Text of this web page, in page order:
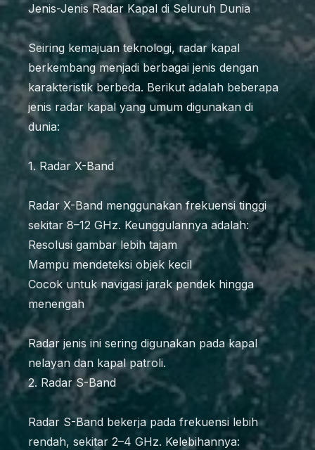
Jenis-Jenis Radar Kapal di Seluruh Dunia
Seiring kemajuan teknologi, radar kapal
berkembang menjadi berbagai jenis dengan
karakteristik berbeda. Berikut adalah beberapa
jenis radar kapal yang umum digunakan di
dunia:
1. Radar X-Band
Radar X-Band menggunakan frekuensi tinggi
sekitar 8–12 GHz. Keunggulannya adalah:
Resolusi gambar lebih tajam
Mampu mendeteksi objek kecil
Cocok untuk navigasi jarak pendek hingga
menengah
Radar jenis ini sering digunakan pada kapal
nelayan dan kapal patroli.
2. Radar S-Band
Radar S-Band bekerja pada frekuensi lebih
rendah, sekitar 2–4 GHz. Kelebihannya: